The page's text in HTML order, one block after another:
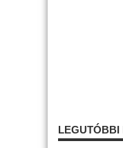
LEGUTÓBBI